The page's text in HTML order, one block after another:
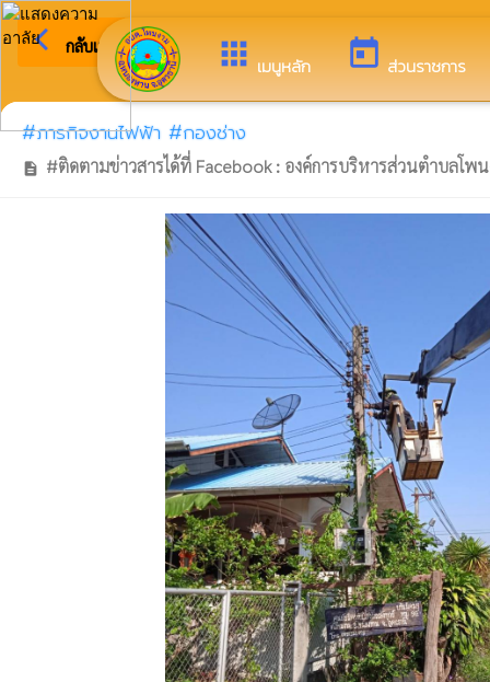
apps เมนูหลัก today ส่วนราชการ
arrow_back_ios กลับเมนูหลัก
#ภารกิจงานไฟฟ้า #กองช่าง
description #ติดตามข่าวสารได้ที่ Facebook : องค์การบริหารส่วนตำบลโ